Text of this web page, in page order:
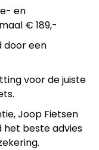
en
€ 189,-
door een
voor de juiste
Joop Fietsen
beste advies